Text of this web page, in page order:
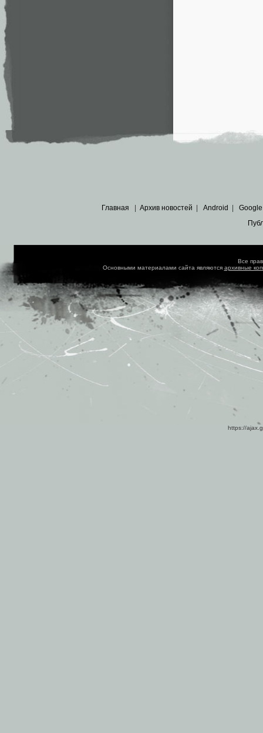
Главная Архив новостей Android Google
Все
Основными материалами сайта являются архивные
https://